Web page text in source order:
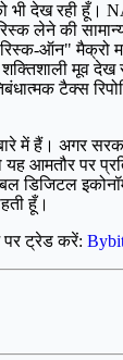
देख रही हूँ।
लेने की
ऑन" मैक्रो
मूव
टैक्स
में हैं। अगर
आमतौर पर
डिजिटल
हूँ।
पर ट्रेड करें: